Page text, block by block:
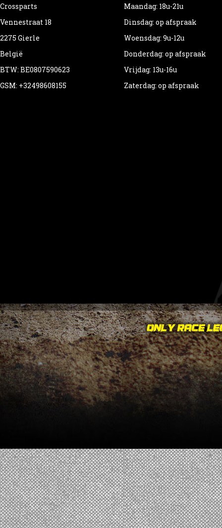
Crossparts
Vennestraat 18
2275 Gierle
België
BTW: BE0807590623
GSM: +32498608155
Maandag: 18u-21u
Dinsdag: op afspraak
Woensdag: 9u-12u
Donderdag: op afspraak
Vrijdag: 13u-16u
Zaterdag: op afspraak